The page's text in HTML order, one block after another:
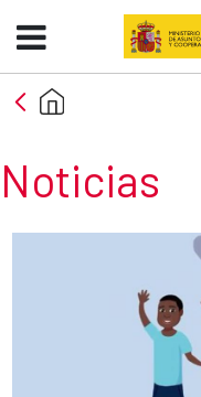
Skip to Main Content
Noticias -
Noticias